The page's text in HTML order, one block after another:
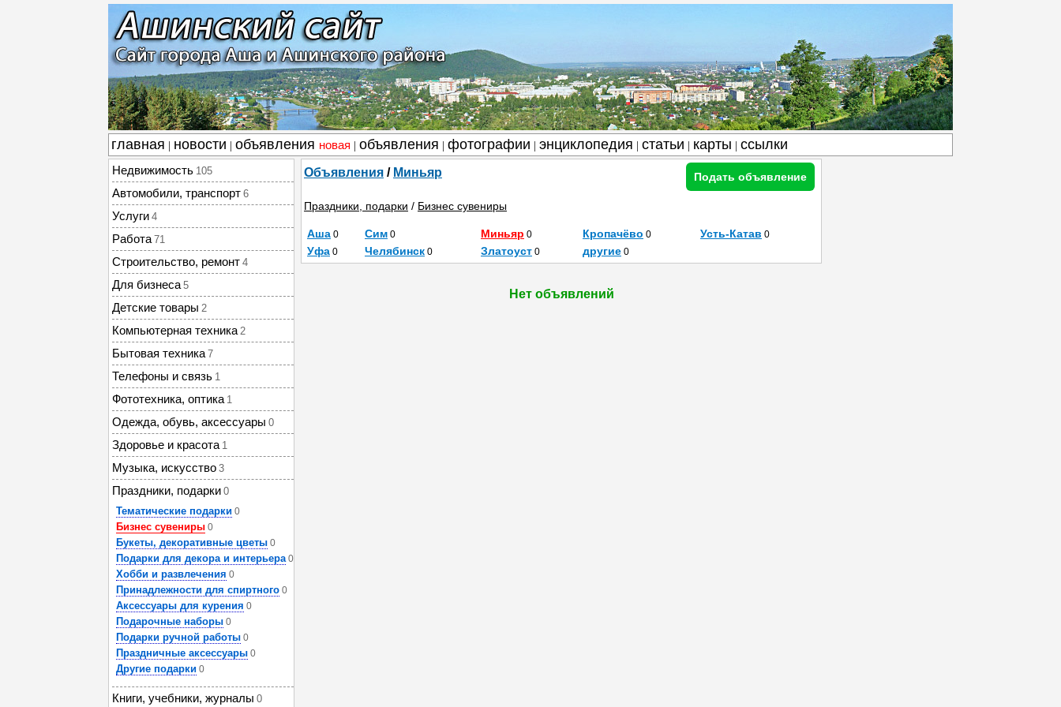
главная новости объявления новая объявления фотографии энциклопедия статьи карты ссылки
Недвижимость 105
Автомобили, транспорт 6
Услуги 4
Работа 71
Строительство, ремонт 4
Для бизнеса 5
Детские товары 2
Компьютерная техника 2
Бытовая техника 7
Телефоны и связь 1
Фототехника, оптика 1
Одежда, обувь, аксессуары 0
Здоровье и красота 1
Музыка, искусство 3
Праздники, подарки 0
Тематические подарки 0
Бизнес сувениры 0
Букеты, декоративные цветы 0
Подарки для декора и интерьера 0
Хобби и развлечения 0
Принадлежности для спиртного 0
Аксессуары для курения 0
Подарочные наборы 0
Подарки ручной работы 0
Праздничные аксессуары 0
Другие подарки 0
Книги, учебники, журналы 0
Объявления / Миньяр Подать объявление
Праздники, подарки / Бизнес сувениры
Аша 0 Сим 0 Миньяр 0 Кропачёво 0 Усть-Катав 0
Уфа 0 Челябинск 0 Златоуст 0 другие 0
Нет объявлений